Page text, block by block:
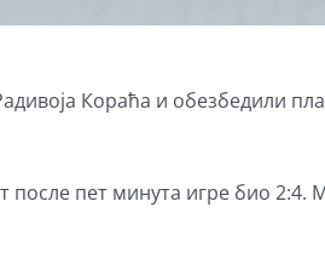
Кораћа и обезбедили
после пет минута игре био 2:4.